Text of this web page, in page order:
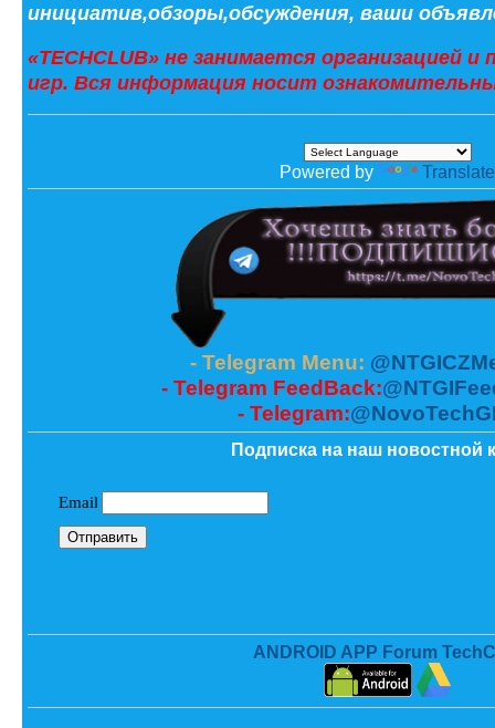
инициатив,обзоры,обсуждения, ваши
«TECHCLUB» не занимается организацией
игр. Вся информация носит
Powered by Translate
- Telegram Menu:
- Telegram FeedBack:
- Telegram:
Подписка на наш новостной
ANDROID APP Forum